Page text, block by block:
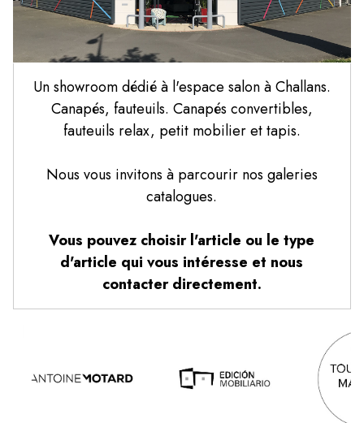
Un showroom dédié à l'espace salon à Challans.
Canapés, fauteuils. Canapés convertibles,
fauteuils relax, petit mobilier et tapis.
Nous vous invitons à parcourir nos galeries
catalogues.
Vous pouvez choisir l'article ou le type
d'article qui vous intéresse et nous
contacter directement.